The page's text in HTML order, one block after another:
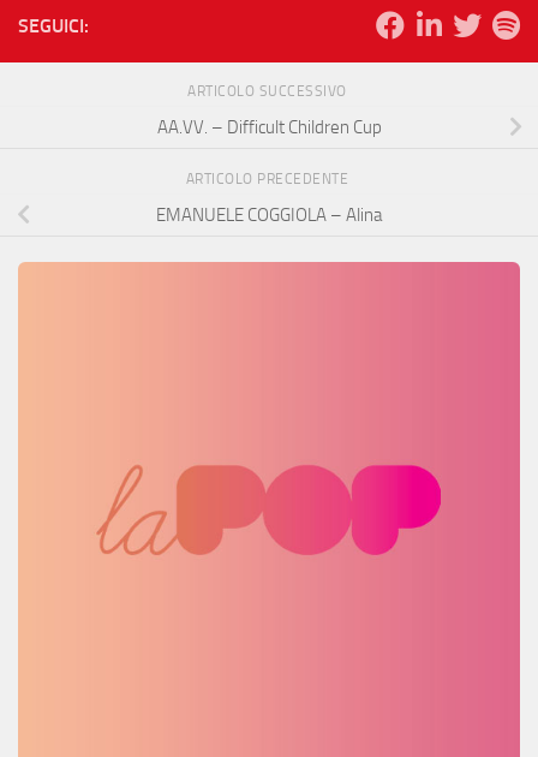
SEGUICI:
ARTICOLO SUCCESSIVO
AA.VV. – Difficult Children Cup
ARTICOLO PRECEDENTE
EMANUELE COGGIOLA – Alina